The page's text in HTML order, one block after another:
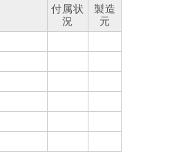
付属状
況
製造
元